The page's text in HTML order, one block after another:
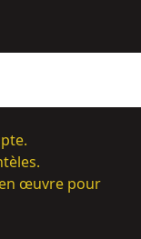
œuvre pour